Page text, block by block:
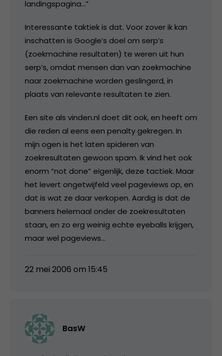
landingspagina…”
Interessante taktiek is dat. Voor zover ik kan
inschatten is Google’s doel om serp’s
(zoekmachine resultaten) te weren uit hun
serp’s, omdat mensen dan van zoekmachine
naar zoekmachine worden geslingerd, in
plaats van relevante resultaten te zien.
Een site als vinden.nl doet dit ook, en heeft om
die reden al eens een penalty gekregen. In
mijn ogen is het laten spideren van
zoekresultaten gewoon spam. Ik vind het ook
enorm “not done” eigenlijk, deze tactiek. Maar
het levert ongetwijfeld veel pageviews op, en
dat is wat ze daar verkopen. Aardig is dat de
banners helemaal onder de zoekresultaten
staan, en zo erg weinig echte eyeballs krijgen,
maar wel pageviews…
22 mei 2006 om 15:45
BasW